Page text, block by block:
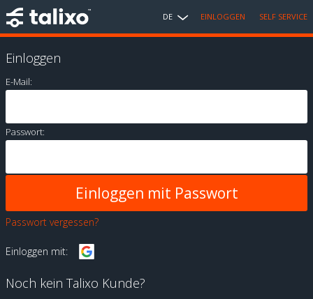
DE EINLOGGEN SELF SERVICE
Einloggen
E-Mail:
Passwort:
Passwort vergessen?
Einloggen mit:
Noch kein Talixo Kunde?